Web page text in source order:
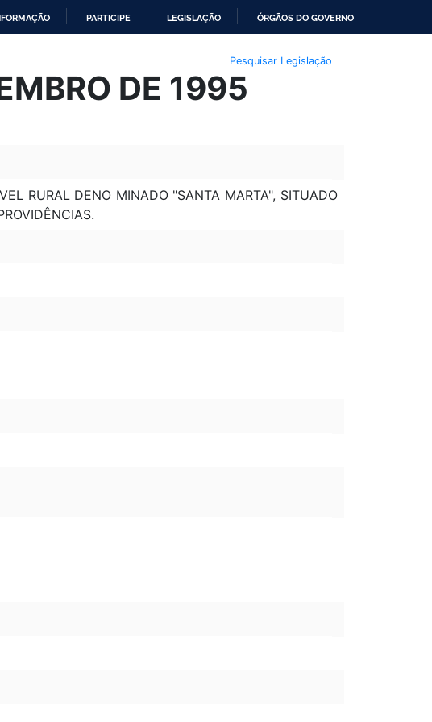
PARTICIPE LEGISLAÇÃO ÓRGÃOS DO GOVERNO
Pesquisar Legislação
DE 1995
RURAL DENO MINADO "SANTA MARTA", SITUADO